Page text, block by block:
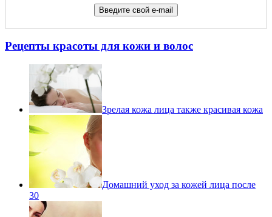
Рецепты красоты для кожи и волос
Зрелая кожа лица также красивая кожа
Домашний уход за кожей лица после
30